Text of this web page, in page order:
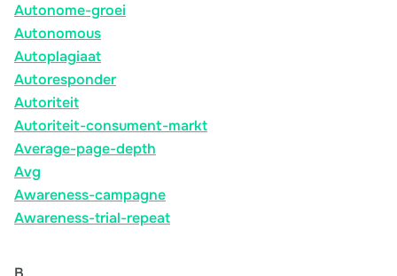
Autonome-groei
Autonomous
Autoplagiaat
Autoresponder
Autoriteit
Autoriteit-consument-markt
Average-page-depth
Avg
Awareness-campagne
Awareness-trial-repeat